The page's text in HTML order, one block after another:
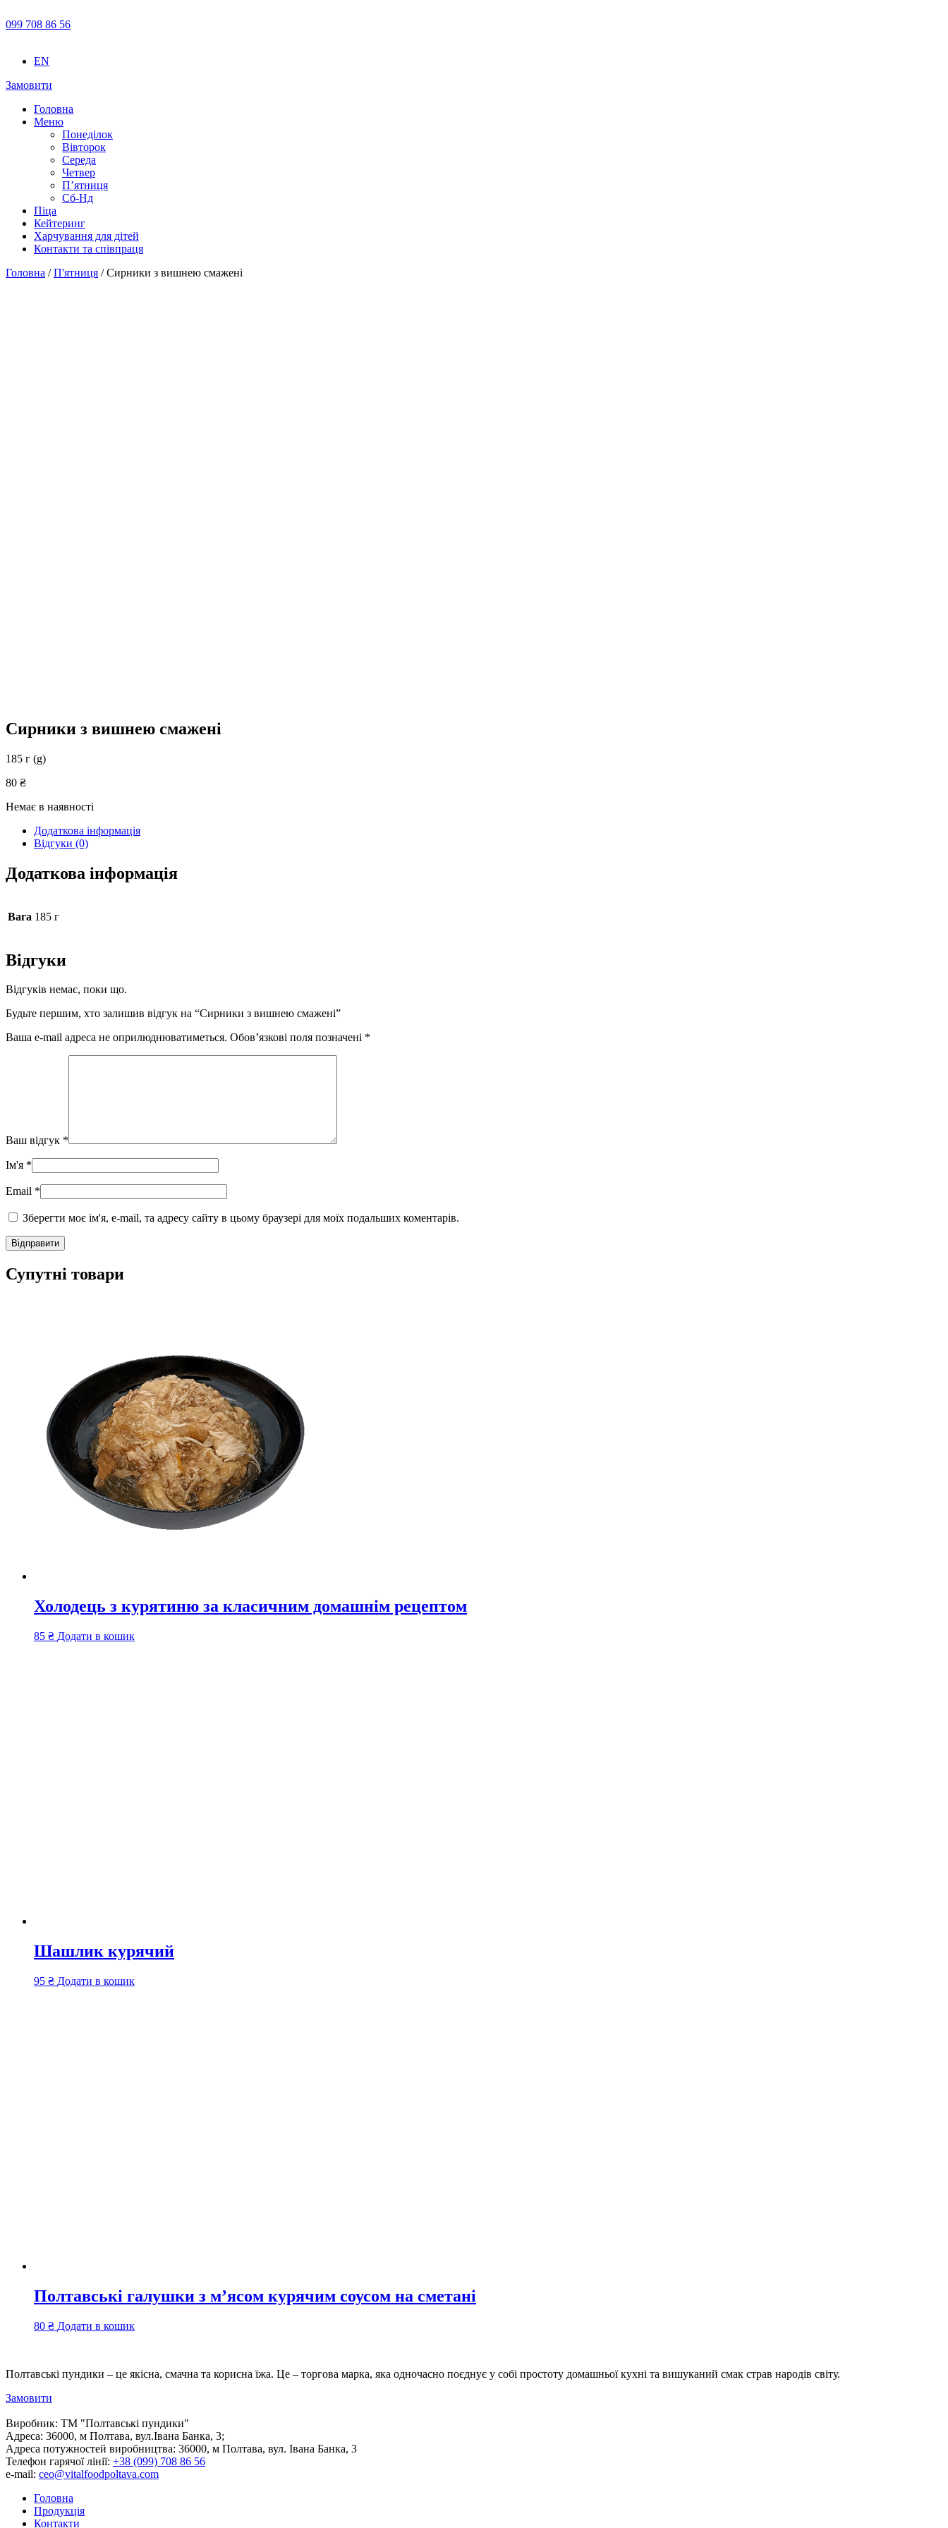
099 708 86 56
EN
Замовити
Головна
Меню
Понеділок
Вівторок
Середа
Четвер
П’ятниця
Сб-Нд
Піца
Кейтеринг
Харчування для дітей
Контакти та співпраця
Головна /П'ятниця / Сирники з вишнею смажені
Сирники з вишнею смажені
185 г (g)
80 ₴
Немає в наявності
Додаткова інформація
Відгуки (0)
Додаткова інформація
Вага 185 г
Відгуки
Відгуків немає, поки що.
Будьте першим, хто залишив відгук на “Сирники з вишнею смажені”
Ваша e-mail адреса не оприлюднюватиметься. Обов’язкові поля позначені *
Ваш відгук *
Ім'я *
Email *
Зберегти моє ім'я, e-mail, та адресу сайту в цьому браузері для моїх подальших коментарів.
Супутні товари
Холодець з курятиню за класичним домашнім рецептом
85 ₴ Додати в кошик
Шашлик курячий
95 ₴ Додати в кошик
Полтавські галушки з м’ясом курячим соусом на сметані
80 ₴ Додати в кошик
Полтавські пундики – це якісна, смачна та корисна їжа. Це – торгова марка, яка одночасно поєднує у собі простоту домашньої кухні та вишуканий смак страв народів світу.
Замовити
Виробник: ТМ "Полтавські пундики"
Адреса: 36000, м Полтава, вул.Івана Банка, 3;
Адреса потужностей виробництва: 36000, м Полтава, вул. Івана Банка, 3
Телефон гарячої лінії: +38 (099) 708 86 56
e-mail: ceo@vitalfoodpoltava.com
Головна
Продукція
Контакти